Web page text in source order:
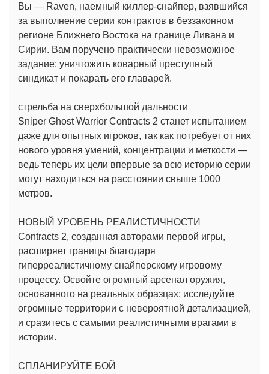
Вы — Raven, наемный киллер-снайпер, взявшийся
за выполнение серии контрактов в беззаконном
регионе Ближнего Востока на границе Ливана и
Сирии. Вам поручено практически невозможное
задание: уничтожить коварный преступный
синдикат и покарать его главарей.
стрельба на сверхбольшой дальности
Sniper Ghost Warrior Contracts 2 станет испытанием
даже для опытных игроков, так как потребует от них
нового уровня умений, концентрации и меткости —
ведь теперь их цели впервые за всю историю серии
могут находиться на расстоянии свыше 1000
метров.
НОВЫЙ УРОВЕНЬ РЕАЛИСТИЧНОСТИ
Contracts 2, созданная авторами первой игры,
расширяет границы благодаря
гиперреалистичному снайперскому игровому
процессу. Освойте огромный арсенал оружия,
основанного на реальных образцах; исследуйте
огромные территории с невероятной детализацией,
и сразитесь с самыми реалистичными врагами в
истории.
СПЛАНИРУЙТЕ БОЙ